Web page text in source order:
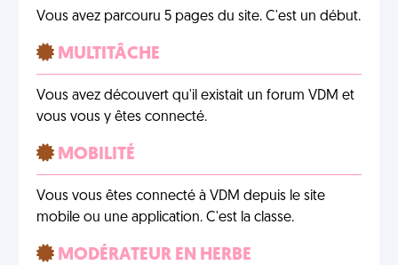
Vous avez parcouru 5 pages du site. C'est un début.
MULTITÂCHE
Vous avez découvert qu'il existait un forum VDM et
vous vous y êtes connecté.
MOBILITÉ
Vous vous êtes connecté à VDM depuis le site
mobile ou une application. C'est la classe.
MODÉRATEUR EN HERBE